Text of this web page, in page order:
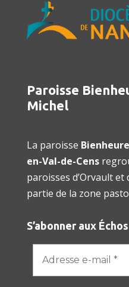
Paroisse
Michel
La paroisse
en-Val-de-Cens
paroisses d’Orvault
partie de la zone
S’abonner aux Échos